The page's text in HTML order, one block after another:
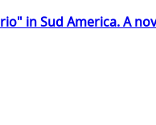
in Sud America. A